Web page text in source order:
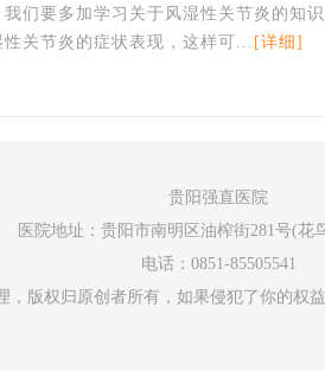
们要多加学习关于风湿性关节炎的知
关节炎的症状表现，这样可... [详细]
贵阳强直医院
医院地址：贵阳市南明区油榨街281号(花
电话：0851-85505541
版权归原创者所有，如果侵犯了你的权